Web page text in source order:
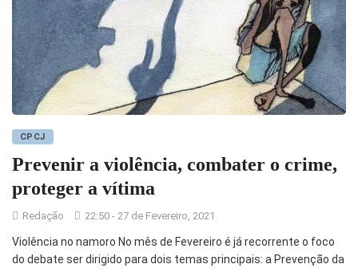
CPCJ
Prevenir a violência, combater o crime,
proteger a vítima
Redação 22:50 - 27 de Fevereiro, 2021
Violência no namoro No mês de Fevereiro é já recorrente o foco
do debate ser dirigido para dois temas principais: a Prevenção da